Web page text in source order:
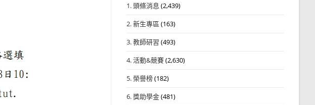
1. 頭條消息 (2,439)
2. 新生專區 (163)
3. 教師研習 (493)
4. 活動&競賽(2,630)
5. 榮譽榜(182)
6. 獎助學金(481)